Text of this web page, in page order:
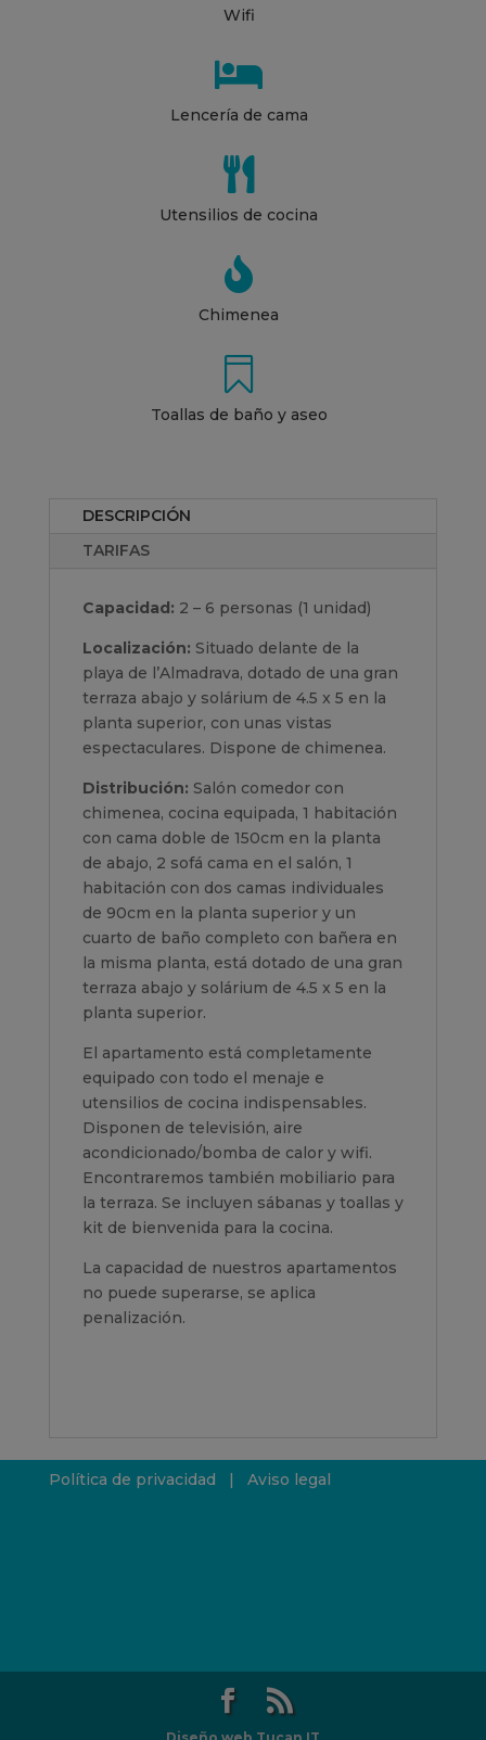
Wifi

Lencería de cama

Utensilios de cocina

Chimenea

Toallas de baño y aseo
DESCRIPCIÓN
TARIFAS
Capacidad: 2 – 6 personas (1 unidad)
Localización: Situado delante de la
playa de l’Almadrava, dotado de una gran
terraza abajo y solárium de 4.5 x 5 en la
planta superior, con unas vistas
espectaculares. Dispone de chimenea.
Distribución: Salón comedor con
chimenea, cocina equipada, 1 habitación
con cama doble de 150cm en la planta
de abajo, 2 sofá cama en el salón, 1
habitación con dos camas individuales
de 90cm en la planta superior y un
cuarto de baño completo con bañera en
la misma planta, está dotado de una gran
terraza abajo y solárium de 4.5 x 5 en la
planta superior.
El apartamento está completamente
equipado con todo el menaje e
utensilios de cocina indispensables.
Disponen de televisión, aire
acondicionado/bomba de calor y wifi.
Encontraremos también mobiliario para
la terraza. Se incluyen sábanas y toallas y
kit de bienvenida para la cocina.
La capacidad de nuestros apartamentos
no puede superarse, se aplica
penalización.
Política de privacidad | Aviso legal